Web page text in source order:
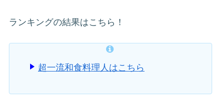
ランキングの結果はこちら！
超一流和食料理人はこちら